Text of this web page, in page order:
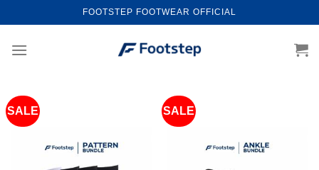
to
content
FOOTSTEP FOOTWEAR OFFICIAL
SALE SALE